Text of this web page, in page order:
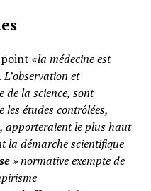
«la médecine est
L’observation et
de la science, sont
les études contrôlées,
apporteraient le plus haut
la démarche scientifique
» normative exempte de